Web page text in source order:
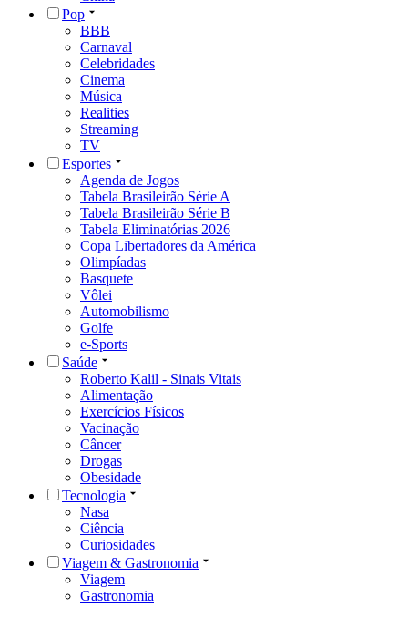
Pop
BBB
Carnaval
Celebridades
Cinema
Música
Realities
Streaming
TV
Esportes
Agenda de Jogos
Tabela Brasileirão Série A
Tabela Brasileirão Série B
Tabela Eliminatórias 2026
Copa Libertadores da América
Olimpíadas
Basquete
Vôlei
Automobilismo
Golfe
e-Sports
Saúde
Roberto Kalil - Sinais Vitais
Alimentação
Exercícios Físicos
Vacinação
Câncer
Drogas
Obesidade
Tecnologia
Nasa
Ciência
Curiosidades
Viagem & Gastronomia
Viagem
Gastronomia